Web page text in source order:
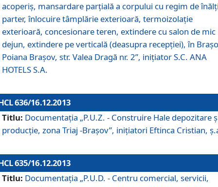
acoperiş, mansardare parţială a corpului cu regim de
parter, înlocuire tâmplărie exterioară, termoizolaţie
exterioară, concesionare teren, extindere cu salon de mic
dejun, extindere pe verticală (deasupra recepţiei), în
Poiana Braşov, str. Valea Dragă nr. 2”, iniţiator S.C. ANA
HOTELS S.A.
636/16.12.2013
Titlu: Documentaţia „P.U.Z. - Construire Hale depozitare
producţie, zona Triaj -Braşov”, iniţiatori Eftinca Cristian,
635/16.12.2013
Titlu: Documentaţia „P.U.D. - Centru comercial, servicii,